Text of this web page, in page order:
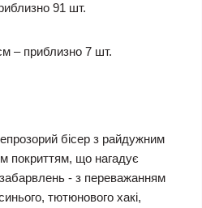
91 шт.
– приблизно 7 шт.
бісер з райдужним
покриттям, що нагадує
- з переважанням
тютюнового хакі,